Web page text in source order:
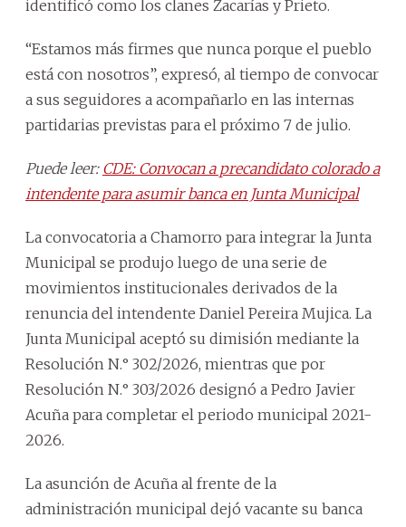
identificó como los clanes Zacarías y Prieto.
“Estamos más firmes que nunca porque el pueblo
está con nosotros”, expresó, al tiempo de convocar
a sus seguidores a acompañarlo en las internas
partidarias previstas para el próximo 7 de julio.
Puede leer: CDE: Convocan a precandidato colorado a
intendente para asumir banca en Junta Municipal
La convocatoria a Chamorro para integrar la Junta
Municipal se produjo luego de una serie de
movimientos institucionales derivados de la
renuncia del intendente Daniel Pereira Mujica. La
Junta Municipal aceptó su dimisión mediante la
Resolución N.° 302/2026, mientras que por
Resolución N.° 303/2026 designó a Pedro Javier
Acuña para completar el periodo municipal 2021-
2026.
La asunción de Acuña al frente de la
administración municipal dejó vacante su banca